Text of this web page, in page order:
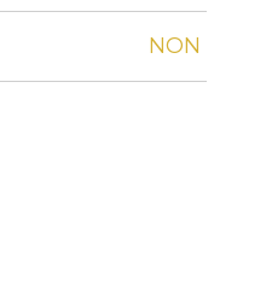
NON